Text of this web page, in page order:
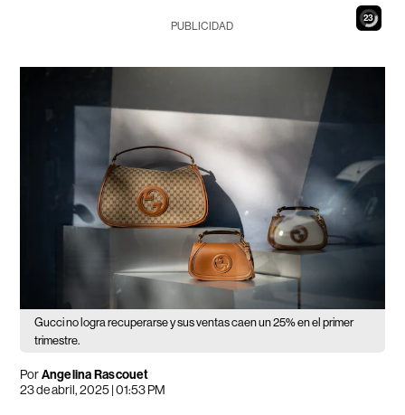
21
PUBLICIDAD
Gucci no logra recuperarse y sus ventas caen un 25% en el primer
trimestre.
PorAngelina Rascouet
23 de abril, 2025 | 01:53 PM